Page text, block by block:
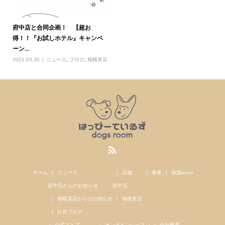
府中店と合同企画！ 【超お
得！！『お試しホテル』キャンペ
ーン...
2021.03.30 ニュース, ブログ, 相模原店
ホーム ニュース
府中店からのお知らせ
相模原店からのお知らせ
社長ブログ
店舗
府中店
相模原店
事業 保護room